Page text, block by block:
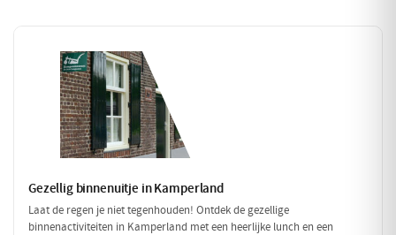
Gezellig binnenuitje in Kamperland
Laat de regen je niet tegenhouden! Ontdek de gezellige
binnenactiviteiten in Kamperland met een heerlijke lunch en een